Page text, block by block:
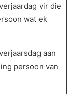
vir die
wat ek
aan
persoon van